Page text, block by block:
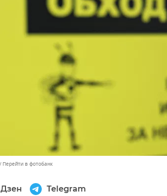
Перейти в фотобанк
Дзен Telegram